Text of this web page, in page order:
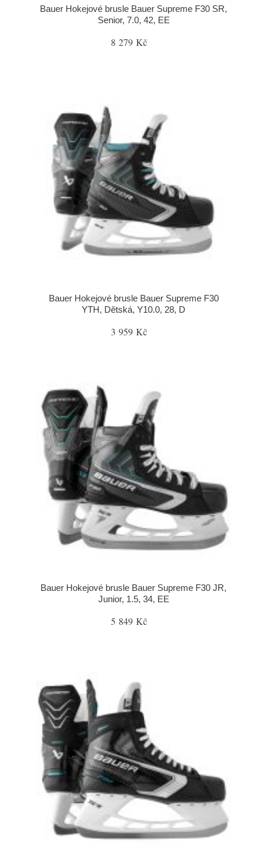
Bauer Hokejové brusle Bauer Supreme F30 SR,
Senior, 7.0, 42, EE
8 279 Kč
Bauer Hokejové brusle Bauer Supreme F30
YTH, Dětská, Y10.0, 28, D
3 959 Kč
Bauer Hokejové brusle Bauer Supreme F30 JR,
Junior, 1.5, 34, EE
5 849 Kč